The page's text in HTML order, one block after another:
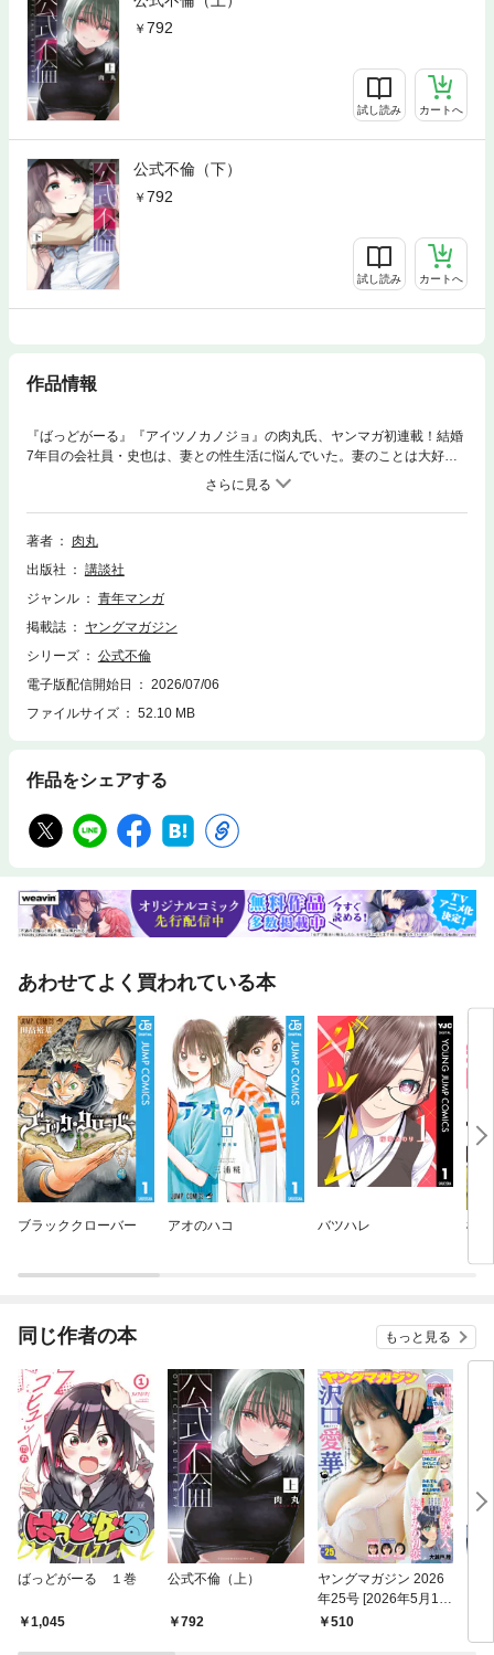
792
試し読み カートへ
公式不倫（下）
792
試し読み カートへ
作品情報
『ばっどがーる』『アイツノカノジョ』の肉丸氏、ヤンマガ初連載！結婚
7年目の会社員・史也は、妻との性生活に悩んでいた。妻のことは大好き
なのに、セックスでは己自身が反応しない。夫婦に子どもはおらず、親族
からのプレッシャーにも苦しめられる日々。そんなある日、夫婦は突然、
政府によって引きはがされ、それぞれが「新たなパートナー」との同棲を
強要される。それは少子化対策のもとに行われる、国家公認の不倫だっ
著者
肉丸
出版社
講談社
ジャンル
青年マンガ
掲載誌
ヤングマガジン
シリーズ
公式不倫
電子版配信開始日
2026/07/06
ファイルサイズ
52.10 MB
作品をシェアする
あわせてよく買われている本
ブラッククローバー アオのハコ バツハレ
楠
同じ作者の本 もっと見る
ばっどがーる １巻
1,045
公式不倫（上）
792
ヤングマガジン 2026
年25号 [2026年5月18
日発売]
510